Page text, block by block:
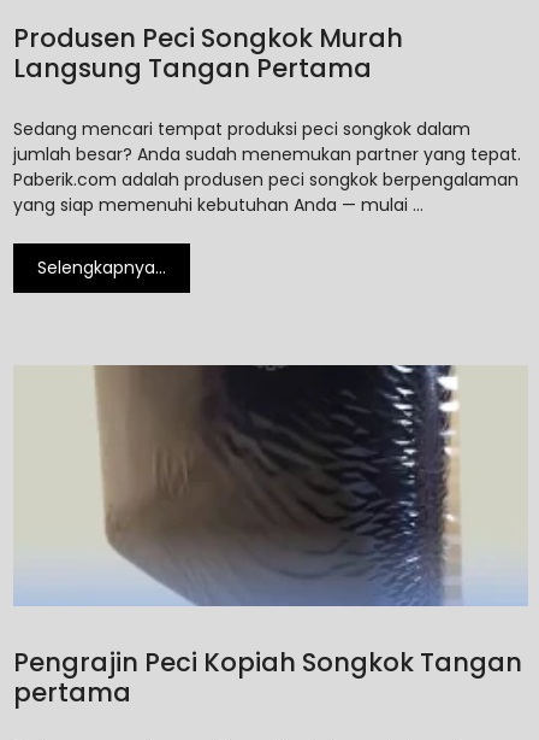
Produsen Peci Songkok Murah
Langsung Tangan Pertama
Sedang mencari tempat produksi peci songkok dalam
jumlah besar? Anda sudah menemukan partner yang tepat.
Paberik.com adalah produsen peci songkok berpengalaman
yang siap memenuhi kebutuhan Anda — mulai …
Selengkapnya…
Pengrajin Peci Kopiah Songkok Tangan
pertama